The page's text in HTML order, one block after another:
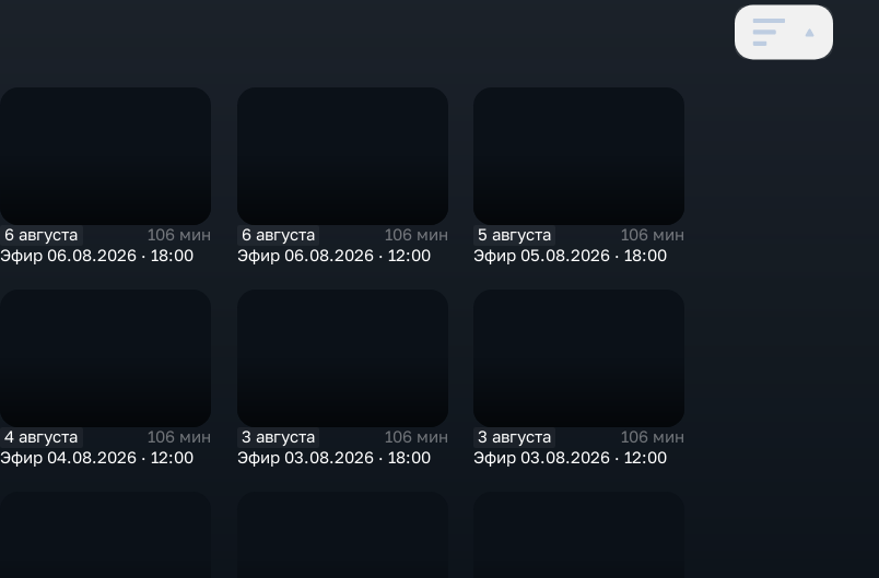
6 августа
106 мин
Эфир 06.08.2026 · 18:00
6 августа
106 мин
Эфир 06.08.2026 · 12:00
5 августа
106 мин
Эфир 05.08.2026 · 18:00
4 августа
106 мин
Эфир 04.08.2026 · 12:00
3 августа
106 мин
Эфир 03.08.2026 · 18:00
3 августа
106 мин
Эфир 03.08.2026 · 12:00